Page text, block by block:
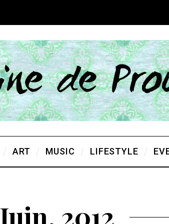
ART MUSIC LIFESTYLE
Juin, 2012